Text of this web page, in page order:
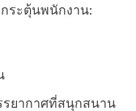
ระตุ้นพนักงาน:
รยากาศที่สนุกสนาน